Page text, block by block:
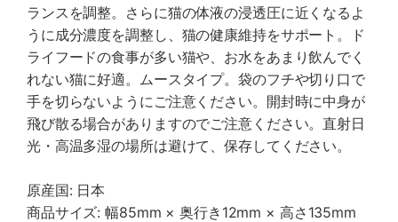
ランスを調整。さらに猫の体液の浸透圧に近くなるよ
うに成分濃度を調整し、猫の健康維持をサポート。ド
ライフードの食事が多い猫や、お水をあまり飲んでく
れない猫に好適。ムースタイプ。袋のフチや切り口で
手を切らないようにご注意ください。開封時に中身が
飛び散る場合がありますのでご注意ください。直射日
光・高温多湿の場所は避けて、保存してください。
原産国: 日本
商品サイズ: 幅85mm × 奥行き12mm × 高さ135mm